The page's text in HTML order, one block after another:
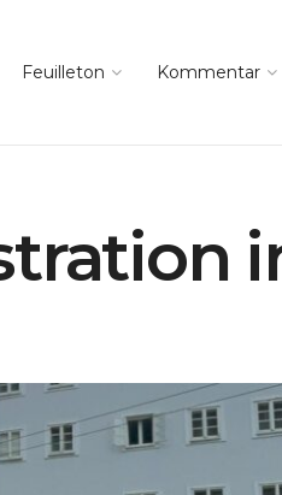
Feuilleton Kommentar